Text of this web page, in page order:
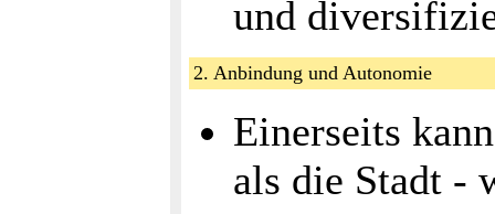
und
2. Anbindung und Autonomie
Einerseits
als die Stadt -